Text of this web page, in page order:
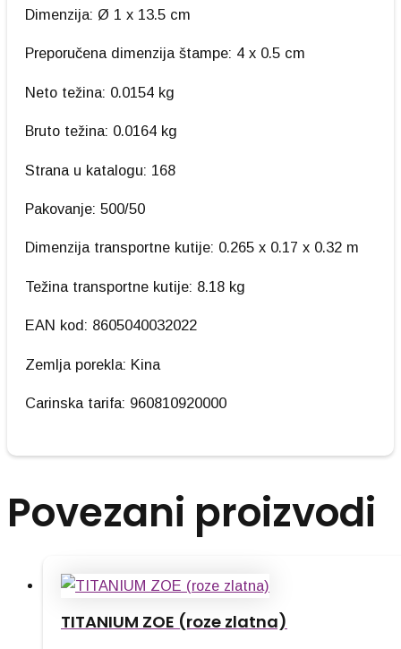
Dimenzija: Ø 1 x 13.5 cm
Preporučena dimenzija štampe: 4 x 0.5 cm
Neto težina: 0.0154 kg
Bruto težina: 0.0164 kg
Strana u katalogu: 168
Pakovanje: 500/50
Dimenzija transportne kutije: 0.265 x 0.17 x 0.32 m
Težina transportne kutije: 8.18 kg
EAN kod: 8605040032022
Zemlja porekla: Kina
Carinska tarifa: 960810920000
Povezani proizvodi
TITANIUM ZOE (roze zlatna)